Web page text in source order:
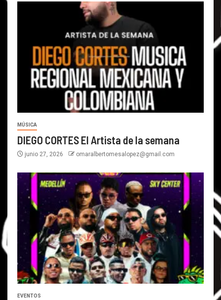
MÚSICA
DIEGO CORTES El Artista de la semana
junio 27, 2026 omaralbertomesalopez@gmail.com
EVENTOS